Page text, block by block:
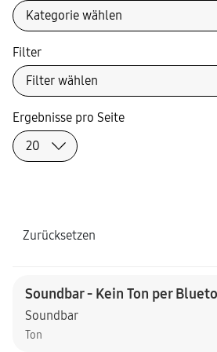
Filter
Zurücksetzen
Ergebnisse pro Seite
Soundbar - Kein Ton per
Soundbar
Ton